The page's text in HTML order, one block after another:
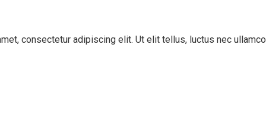
consectetur adipiscing elit. Ut elit tellus, luctus nec